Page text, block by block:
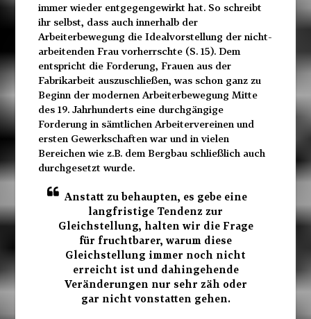
immer wieder entgegengewirkt hat. So schreibt
ihr selbst, dass auch innerhalb der
Arbeiterbewegung die Idealvorstellung der nicht-
arbeitenden Frau vorherrschte (S. 15). Dem
entspricht die Forderung, Frauen aus der
Fabrikarbeit auszuschließen, was schon ganz zu
Beginn der modernen Arbeiterbewegung Mitte
des 19. Jahrhunderts eine durchgängige
Forderung in sämtlichen Arbeitervereinen und
ersten Gewerkschaften war und in vielen
Bereichen wie z.B. dem Bergbau schließlich auch
durchgesetzt wurde.
Anstatt zu behaupten, es gebe eine
langfristige Tendenz zur
Gleichstellung, halten wir die Frage
für fruchtbarer, warum diese
Gleichstellung immer noch nicht
erreicht ist und dahingehende
Veränderungen nur sehr zäh oder
gar nicht vonstatten gehen.